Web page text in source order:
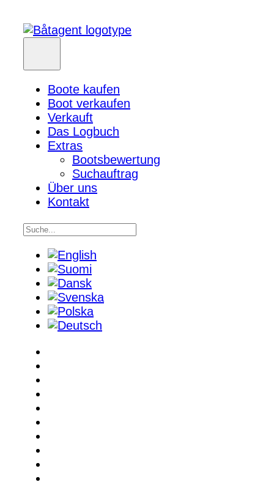
Boote kaufen
Boot verkaufen
Verkauft
Das Logbuch
Extras
Bootsbewertung
Suchauftrag
Über uns
Kontakt